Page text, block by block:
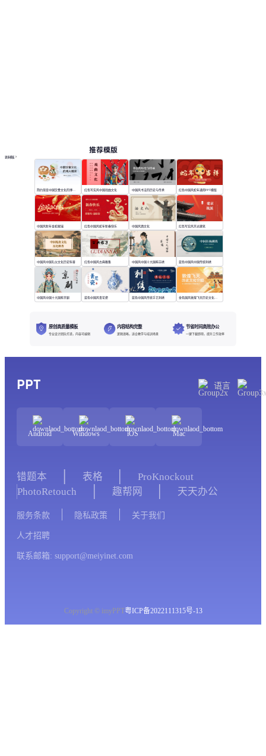
推荐模版
更多模板
简约渐变中国饮食文化的博大精深 红色写实风中国戏曲文化 中国风书法的历史与传承 红色中国风蛇年通用PPT模版
中国风新年金蛇献瑞 红色中国风蛇年新春快乐 中国风酒文化 红色写实风京派建筑
中国风中国礼仪文化历史科普 红色中国风古典雅集 中国风中国十大国粹苏绣 蓝色中国风中国传统刺绣
中国风中国十大国粹京剧 蓝色中国风青花瓷 蓝色中国风传统手艺刺绣 金色国风敦煌飞天历史文化介绍
原创高质量模板
专业设计团队打造，内容可编辑
内容结构完整
逻辑清晰，适合教学与培训场景
节省时间高效办公
一键下载即用，提升工作效率
PPT 语言
Android Windows iOS Mac
错题本 表格
ProKnockout
PhotoRetouch
趣帮网 天天办公
服务条款 隐私政策 关于我们
人才招聘
联系邮箱: support@meiyinet.com
Copyright © imyPPT粤ICP备2022111315号-13